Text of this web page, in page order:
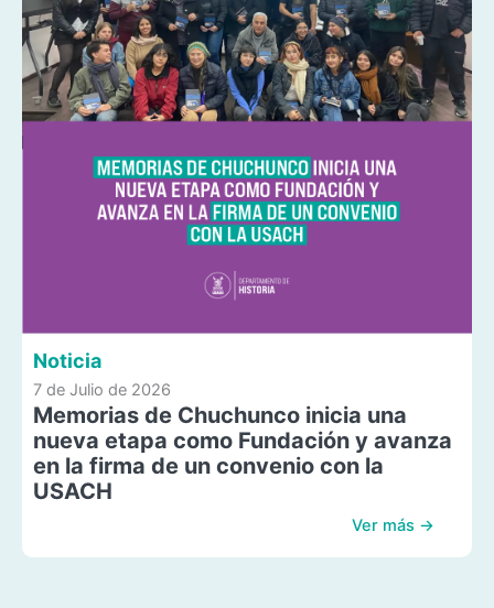
Noticia
7 de Julio de 2026
Memorias de Chuchunco inicia una
nueva etapa como Fundación y avanza
en la firma de un convenio con la
USACH
Ver más →